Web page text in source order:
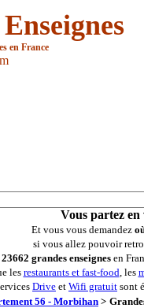
en France
Vous partez en
Et vous vous demandez
si vous allez pouvoir
23662 grandes enseignes en
les restaurants et fast-food, les
Drive et Wifi gratuit sont
56 - Morbihan>